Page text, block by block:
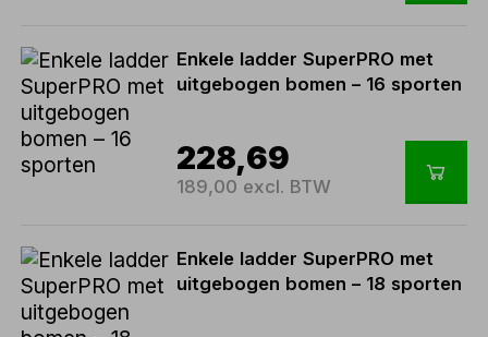
Enkele ladder SuperPRO met
uitgebogen bomen – 16 sporten
228,69
189,00 excl. BTW
Enkele ladder SuperPRO met
uitgebogen bomen – 18 sporten